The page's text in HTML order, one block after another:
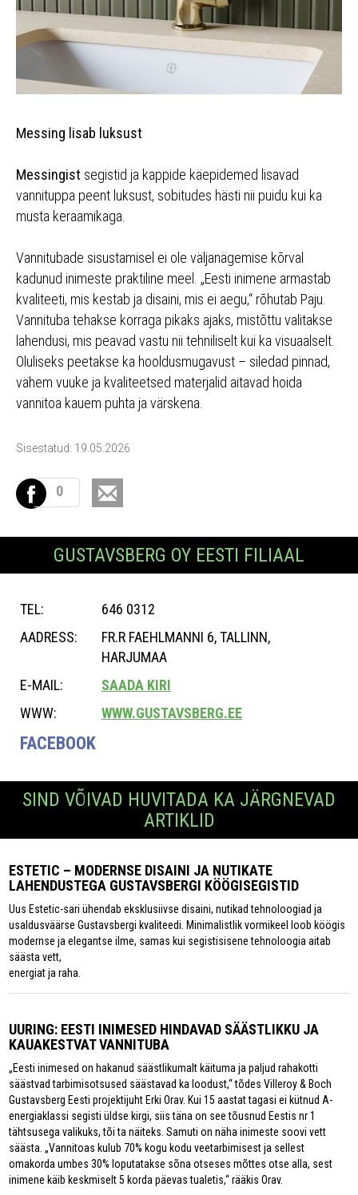
Messing lisab luksust
Messingist segistid ja kappide käepidemed lisavad
vannituppa peent luksust, sobitudes hästi nii puidu kui ka
musta keraamikaga.
Vannitubade sisustamisel ei ole väljanägemise kõrval
kadunud inimeste praktiline meel. „Eesti inimene armastab
kvaliteeti, mis kestab ja disaini, mis ei aegu,“ rõhutab Paju.
Vannituba tehakse korraga pikaks ajaks, mistõttu valitakse
lahendusi, mis peavad vastu nii tehniliselt kui ka visuaalselt.
Oluliseks peetakse ka hooldusmugavust – siledad pinnad,
vähem vuuke ja kvaliteetsed materjalid aitavad hoida
vannitoa kauem puhta ja värskena.
Sisestatud: 19.05.2026
0
GUSTAVSBERG OY EESTI FILIAAL
TEL:
646 0312
AADRESS:
FR.R FAEHLMANNI 6, TALLINN,
HARJUMAA
E-MAIL:
SAADA KIRI
WWW:
WWW.GUSTAVSBERG.EE
FACEBOOK
SIND VÕIVAD HUVITADA KA JÄRGNEVAD
ARTIKLID
ESTETIC – MODERNSE DISAINI JA NUTIKATE
LAHENDUSTEGA GUSTAVSBERGI KÖÖGISEGISTID
Uus Estetic-sari ühendab eksklusiivse disaini, nutikad tehnoloogiad ja
usaldusväärse Gustavsbergi kvaliteedi. Minimalistlik vormikeel loob köögis
modernse ja elegantse ilme, samas kui segistisisene tehnoloogia aitab
säästa vett,
energiat ja raha.
UURING: EESTI INIMESED HINDAVAD SÄÄSTLIKKU JA
KAUAKESTVAT VANNITUBA
„Eesti inimesed on hakanud säästlikumalt käituma ja paljud rahakotti
säästvad tarbimisotsused säästavad ka loodust,“ tõdes Villeroy & Boch
Gustavsberg Eesti projektijuht Erki Orav. Kui 15 aastat tagasi ei kütnud A-
energiaklassi segisti üldse kirgi, siis täna on see tõusnud Eestis nr 1
tähtsusega valikuks, tõi ta näiteks. Samuti on näha inimeste soovi vett
säästa. „Vannitoas kulub 70% kogu kodu veetarbimisest ja sellest
omakorda umbes 30% loputatakse sõna otseses mõttes otse alla, sest
inimene käib keskmiselt 5 korda päevas tualetis,“ rääkis Orav.